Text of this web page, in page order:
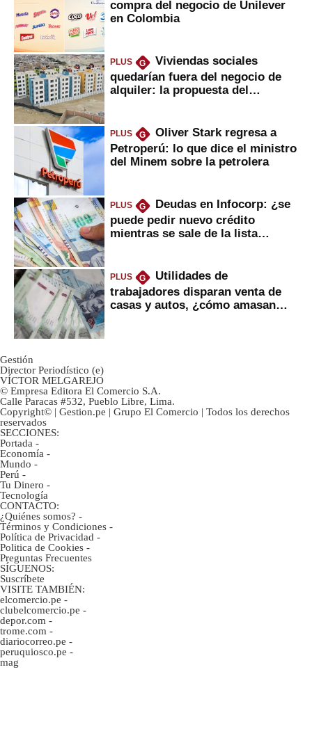
compra del negocio de Unilever
en Colombia
PLUS G
Viviendas sociales
quedarían fuera del negocio de
alquiler: la propuesta del
PLUS G
Oliver Stark regresa a
Petroperú: lo que dice el ministro
del Minem sobre la petrolera
PLUS G
Deudas en Infocorp: ¿se
puede pedir nuevo crédito
mientras se sale de la lista
PLUS G
Utilidades de
trabajadores disparan venta de
casas y autos, ¿cómo amasan
Gestión
Director Periodístico (e)
VÍCTOR MELGAREJO
© Empresa Editora El Comercio S.A.
Calle Paracas #532, Pueblo Libre, Lima.
Copyright© | Gestion.pe | Grupo El Comercio | Todos los derechos
reservados
SECCIONES:
Portada -
Economía -
Mundo -
Perú -
Tu Dinero -
Tecnología
CONTACTO:
¿Quiénes somos? -
Términos y Condiciones -
Política de Privacidad -
Politica de Cookies -
Preguntas Frecuentes
SÍGUENOS:
Suscríbete
VISITE TAMBIÉN:
elcomercio.pe -
clubelcomercio.pe -
depor.com -
trome.com -
diariocorreo.pe -
peruquiosco.pe -
mag